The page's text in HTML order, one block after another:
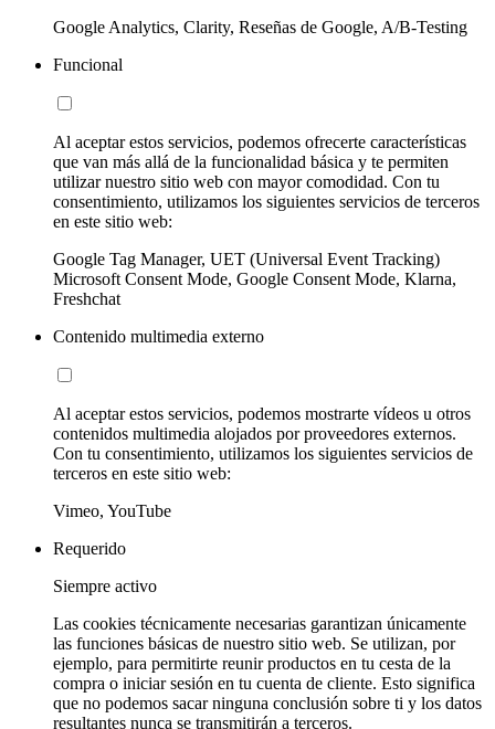
Google Analytics, Clarity, Reseñas de Google, A/B-Testing
Funcional
Al aceptar estos servicios, podemos ofrecerte características
que van más allá de la funcionalidad básica y te permiten
utilizar nuestro sitio web con mayor comodidad. Con tu
consentimiento, utilizamos los siguientes servicios de terceros
en este sitio web:
Google Tag Manager, UET (Universal Event Tracking)
Microsoft Consent Mode, Google Consent Mode, Klarna,
Freshchat
Contenido multimedia externo
Al aceptar estos servicios, podemos mostrarte vídeos u otros
contenidos multimedia alojados por proveedores externos.
Con tu consentimiento, utilizamos los siguientes servicios de
terceros en este sitio web:
Vimeo, YouTube
Requerido
Siempre activo
Las cookies técnicamente necesarias garantizan únicamente
las funciones básicas de nuestro sitio web. Se utilizan, por
ejemplo, para permitirte reunir productos en tu cesta de la
compra o iniciar sesión en tu cuenta de cliente. Esto significa
que no podemos sacar ninguna conclusión sobre ti y los datos
resultantes nunca se transmitirán a terceros.